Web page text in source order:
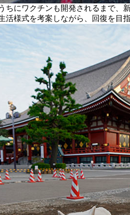
ちにワクチンも開発されるまで、
活様式を考案しながら、回復を目